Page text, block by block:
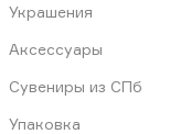
Украшения
Аксессуары
Сувениры из СПб
Упаковка